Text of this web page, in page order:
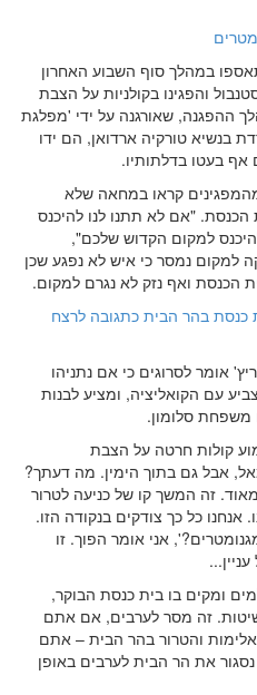
במהלך סוף השבוע האחרון
והפגינו בקולניות על הצבת
ההפגנה, שאורגנה על ידי 'מפלגת
בנשיא טורקיה ארדואן, הם ידו
בעטו בדלתותיו.
קראו במחאה שלא
הכנסת. "אם לא תתנו לנו להיכנס
למקום הקדוש שלכם",
נמסר כי איש לא נפגע שכן
ואף נזק לא נגרם למקום.
כנסת בהר הבית כתגובה לרצח
אומר לסרוגים כי אם נתניהו
עם הקואליציה, ומציע לבנות
משפחת סלומון.
קולות חרטה על הצבת
אבל גם בתוך הימין. מה דעתך?
זה המשך קו של כניעה לטרור
כל כך צודקים בנקודה הזו.
אני אומר הפוך. זו
ומקים בו בית כנסת הבוקר,
זה מסר לערבים, אם אתם
והטרור בהר הבית – אתם
את הר הבית לערבים באופן